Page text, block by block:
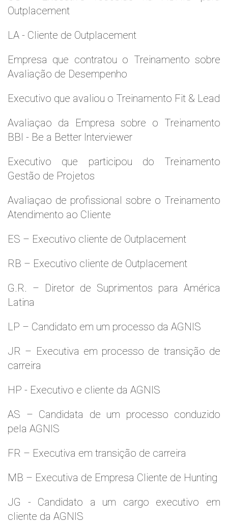
Outplacement
LA - Cliente de Outplacement
Empresa que contratou o Treinamento sobre
Avaliação de Desempenho
Executivo que avaliou o Treinamento Fit & Lead
Avaliaçao da Empresa sobre o Treinamento
BBI - Be a Better Interviewer
Executivo que participou do Treinamento
Gestão de Projetos
Avaliaçao de profissional sobre o Treinamento
Atendimento ao Cliente
ES – Executivo cliente de Outplacement
RB – Executivo cliente de Outplacement
G.R. – Diretor de Suprimentos para América
Latina
LP – Candidato em um processo da AGNIS
JR – Executiva em processo de transição de
carreira
HP - Executivo e cliente da AGNIS
AS – Candidata de um processo conduzido
pela AGNIS
FR – Executiva em transição de carreira
MB – Executiva de Empresa Cliente de Hunting
JG - Candidato a um cargo executivo em
cliente da AGNIS